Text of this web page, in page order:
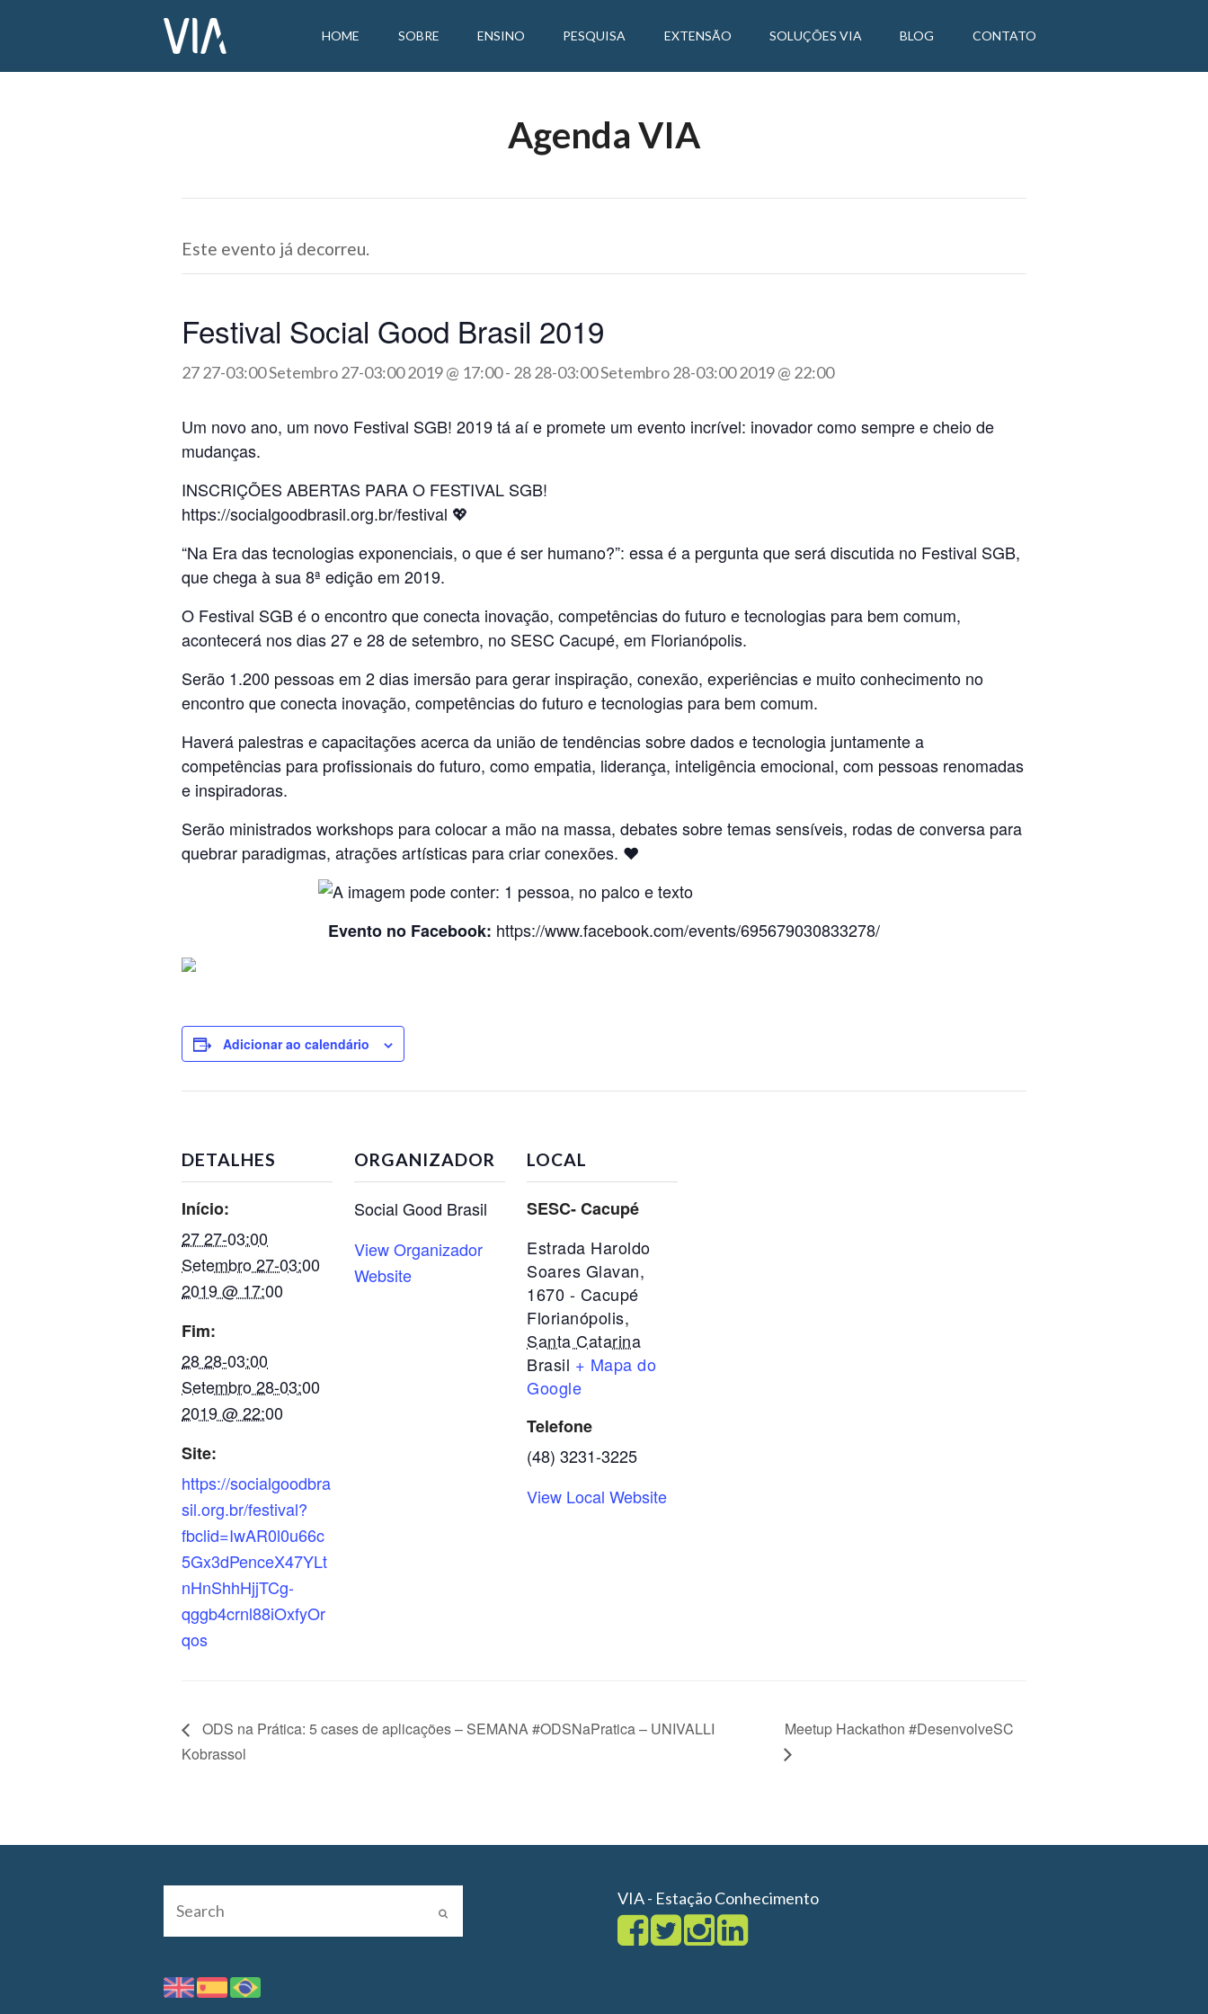
HOME SOBRE ENSINO PESQUISA EXTENSÃO SOLUÇÕES VIA BLOG CONTATO
Agenda VIA
Este evento já decorreu.
Festival Social Good Brasil 2019
27 27-03:00 Setembro 27-03:00 2019 @ 17:00- 28 28-03:00 Setembro 28-03:00 2019 @ 22:00
Um novo ano, um novo Festival SGB! 2019 tá aí e promete um evento incrível: inovador como sempre e cheio de
mudanças.
INSCRIÇÕES ABERTAS PARA O FESTIVAL SGB!
https://socialgoodbrasil.org.br/festival 💖
“Na Era das tecnologias exponenciais, o que é ser humano?”: essa é a pergunta que será discutida no Festival SGB,
que chega à sua 8ª edição em 2019.
O Festival SGB é o encontro que conecta inovação, competências do futuro e tecnologias para bem comum,
acontecerá nos dias 27 e 28 de setembro, no SESC Cacupé, em Florianópolis.
Serão 1.200 pessoas em 2 dias imersão para gerar inspiração, conexão, experiências e muito conhecimento no
encontro que conecta inovação, competências do futuro e tecnologias para bem comum.
Haverá palestras e capacitações acerca da união de tendências sobre dados e tecnologia juntamente a
competências para profissionais do futuro, como empatia, liderança, inteligência emocional, com pessoas renomadas
e inspiradoras.
Serão ministrados workshops para colocar a mão na massa, debates sobre temas sensíveis, rodas de conversa para
quebrar paradigmas, atrações artísticas para criar conexões. ❤
Evento no Facebook: https://www.facebook.com/events/695679030833278/
Adicionar ao calendário
DETALHES
Início:
27 27-03:00
Setembro 27-03:00
2019 @ 17:00
Fim:
28 28-03:00
Setembro 28-03:00
2019 @ 22:00
Site:
https://socialgoodbra
sil.org.br/festival?
fbclid=IwAR0l0u66c
5Gx3dPenceX47YLt
nHnShhHjjTCg-
qggb4crnl88iOxfyOr
qos
ORGANIZADOR
Social Good Brasil
View Organizador
Website
LOCAL
SESC- Cacupé
Estrada Haroldo
Soares Glavan,
1670 - Cacupé
Florianópolis,
Santa Catarina
Brasil + Mapa do
Google
Telefone
(48) 3231-3225
View Local Website
ODS na Prática: 5 cases de aplicações – SEMANA #ODSNaPratica – UNIVALLI
Kobrassol
Meetup Hackathon #DesenvolveSC
VIA - Estação Conhecimento